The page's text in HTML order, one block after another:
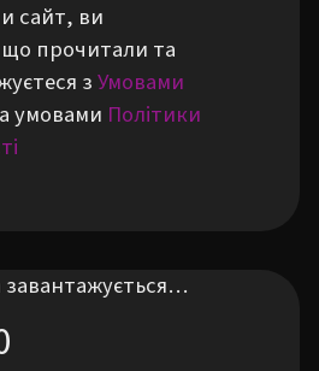
сайт, ви
прочитали та
зУмовами
умовами Політики
завантажується…